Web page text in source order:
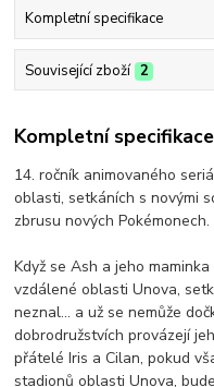
Kompletní specifikace
Související zboží 2
Kompletní specifikace
14. ročník animovaného
oblasti, setkáních s novými
zbrusu nových Pokémonech.
Když se Ash a jeho
vzdálené oblasti Unova,
neznal… a už se nemůže
dobrodružstvích provázejí
přátelé Iris a Cilan, pokud
stadionů oblasti Unova,